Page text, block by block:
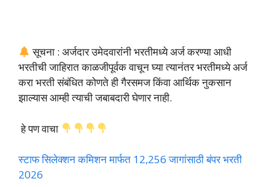
सूचना : अर्जदार उमेदवारांनी भरतीमध्ये अर्ज करण्या आधी
भरतीची जाहिरात काळजीपूर्वक वाचून घ्या त्यानंतर भरतीमध्ये अर्ज
करा भरती संबंधित कोणते ही गैरसमज किंवा आर्थिक नुकसान
झाल्यास आम्ही त्याची जबाबदारी घेणार नाही.
हे पण वाचा
स्टाफ सिलेक्शन कमिशन मार्फत 12,256 जागांसाठी बंपर भरती
2026